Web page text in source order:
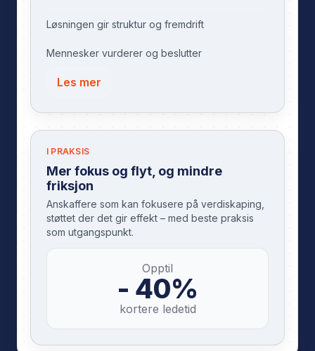
Løsningen gir struktur og fremdrift
Mennesker vurderer og beslutter
Les mer
I PRAKSIS
Mer fokus og flyt, og mindre
friksjon
Anskaffere som kan fokusere på verdiskaping,
støttet der det gir effekt – med beste praksis
som utgangspunkt.
Opptil
- 40%
kortere ledetid